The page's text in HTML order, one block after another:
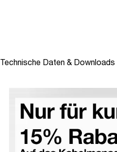
Technische Daten & Downloads